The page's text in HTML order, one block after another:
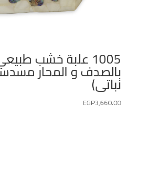
1005 علبة خشب
بالصدف و المحار
نباتى)
EGP3,660.00